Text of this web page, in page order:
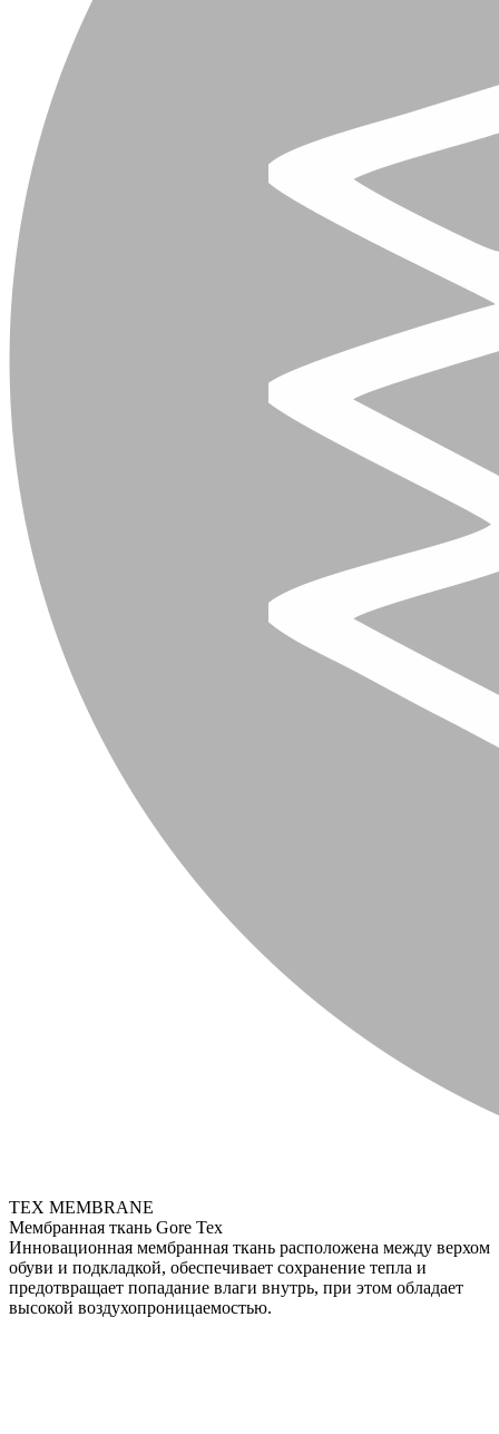
TEX MEMBRANE
Мембранная ткань Gore Tex
Инновационная мембранная ткань расположена между верхом
обуви и подкладкой, обеспечивает сохранение тепла и
предотвращает попадание влаги внутрь, при этом обладает
высокой воздухопроницаемостью.